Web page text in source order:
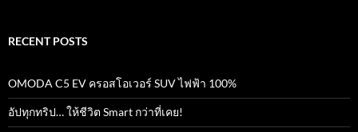
RECENT POSTS
OMODA C5 EV ครอสโอเวอร์ SUV ไฟฟ้า 100%
อัปทุกทริป… ให้ชีวิต Smart กว่าที่เคย!